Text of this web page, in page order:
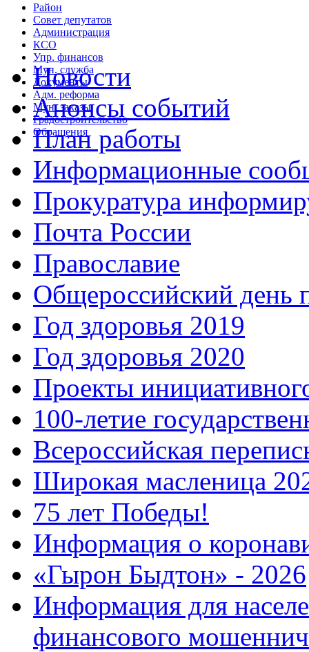
Район
Совет депутатов
Администрация
КСО
Упр. финансов
Мун. служба
Документы
Адм. реформа
Мун. заказы
Градостроительство
Обращения
Новости
Анонсы событий
План работы
Информационные
Прокуратура
Почта России
Православие
Общероссийский день
Год здоровья 2019
Год здоровья 2020
Проекты
100-летие
Всероссийская
Широкая масленица
75 лет Победы!
Информация о
«Гырон Быдтон» - 2026
Информация для
финансового